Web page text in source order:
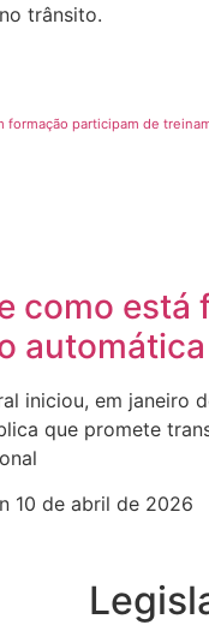
trânsito.
como está
iniciou, em janeiro
que promete
10 de abril de 2026